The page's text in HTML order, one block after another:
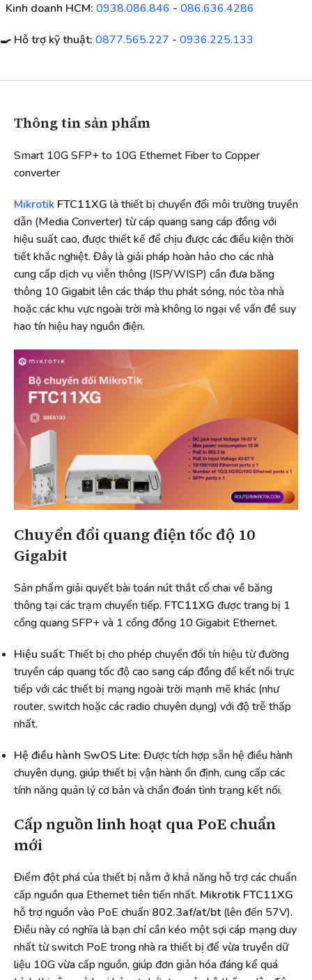
Kinh doanh HCM: 0938.086.846 - 086.636.4286
🍳 Hỗ trợ kỹ thuật: 0877.565.227 - 0936.225.133
Thông tin sản phẩm
Smart 10G SFP+ to 10G Ethernet Fiber to Copper
converter
Mikrotik FTC11XG là thiết bị chuyển đổi môi trường truyền
dẫn (Media Converter) từ cáp quang sang cáp đồng với
hiệu suất cao, được thiết kế để chịu được các điều kiện thời
tiết khắc nghiệt. Đây là giải pháp hoàn hảo cho các nhà
cung cấp dịch vụ viễn thông (ISP/WISP) cần đưa băng
thông 10 Gigabit lên các tháp thu phát sóng, nóc tòa nhà
hoặc các khu vực ngoài trời mà không lo ngại về vấn đề suy
hao tín hiệu hay nguồn điện.
Chuyển đổi quang điện tốc độ 10
Gigabit
Sản phẩm giải quyết bài toán nút thắt cổ chai về băng
thông tại các trạm chuyển tiếp. FTC11XG được trang bị 1
cổng quang SFP+ và 1 cổng đồng 10 Gigabit Ethernet.
Hiệu suất:Thiết bị cho phép chuyển đổi tín hiệu từ đường
truyền cáp quang tốc độ cao sang cáp đồng để kết nối trực
tiếp với các thiết bị mạng ngoài trời mạnh mẽ khác (như
router, switch hoặc các radio chuyên dụng) với độ trễ thấp
nhất.
Hệ điều hành SwOS Lite: Được tích hợp sẵn hệ điều hành
chuyên dụng, giúp thiết bị vận hành ổn định, cung cấp các
tính năng quản lý cơ bản và chẩn đoán tình trạng kết nối.
Cấp nguồn linh hoạt qua PoE chuẩn
mới
Điểm đột phá của thiết bị nằm ở khả năng hỗ trợ các chuẩn
cấp nguồn qua Ethernet tiên tiến nhất. Mikrotik FTC11XG
hỗ trợ nguồn vào PoE chuẩn 802.3af/at/bt(lên đến 57V).
Điều này có nghĩa là bạn chỉ cần kéo một sợi cáp mạng duy
nhất từ switch PoE trong nhà ra thiết bị để vừa truyền dữ
liệu 10G vừa cấp nguồn, giúp đơn giản hóa đáng kể quá